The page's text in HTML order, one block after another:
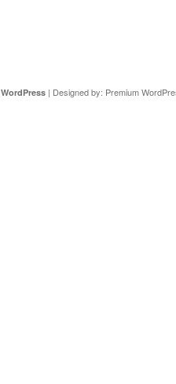
WordPress| Designed by: Premium